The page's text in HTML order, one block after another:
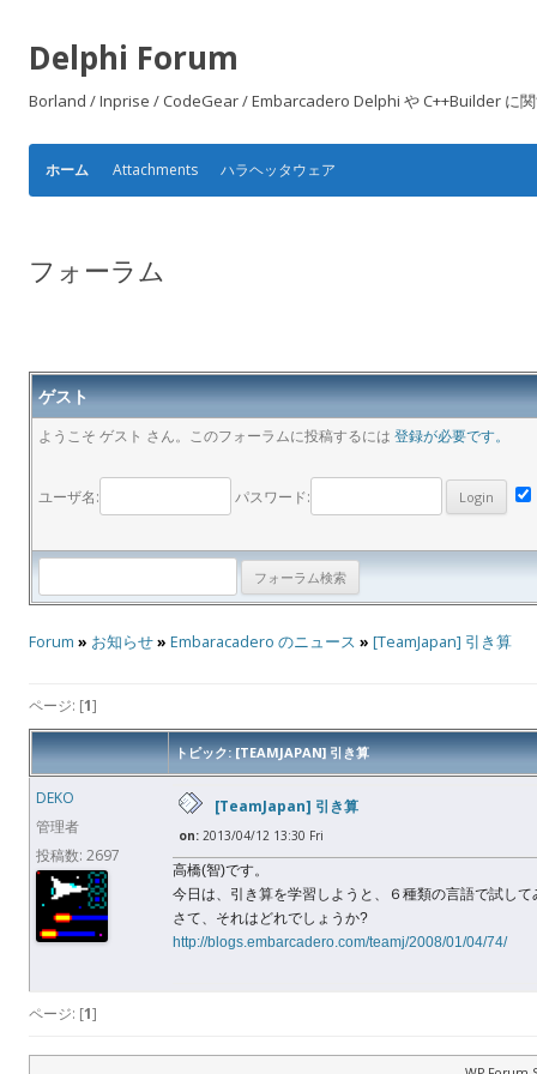
Delphi Forum
Borland / Inprise / CodeGear / Embarcadero Delphi や C++Builder に
ホーム Attachments ハラヘッタウェア
フォーラム
ゲスト
ようこそ ゲスト さん。このフォーラムに投稿するには 登録が必要です。
ユーザ名: パスワード:
Forum » お知らせ» Embaracadero のニュース » [TeamJapan] 引き算
ページ: [1]
トピック: [TEAMJAPAN] 引き算
DEKO
管理者
投稿数: 2697
[TeamJapan] 引き算
on: 2013/04/12 13:30 Fri
高橋(智)です。
今日は、引き算を学習しようと、６種類の言語で試し
さて、それはどれでしょうか?
http://blogs.embarcadero.com/teamj/2008/01/04/74/
ページ: [1]